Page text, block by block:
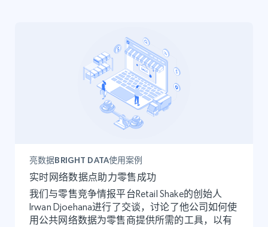
亮数据BRIGHT DATA使用案例
实时网络数据点助力零售成功
我们与零售竞争情报平台Retail Shake的创始人
Irwan Djoehana进行了交谈，讨论了他公司如何使
用公共网络数据为零售商提供所需的工具，以有